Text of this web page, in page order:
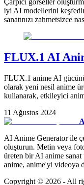
iyi AI modellerini
sanatınızı zahmetsizce
FLUX.1 AI
FLUX.1 anime AI
olarak yeni nesil anime
kullanarak, etkileyici
11 Ağustos 2024
AI Anime Generator ile
oluşturun. Metin veya
üreten bir AI anime
anime, anime'yi videoya
Copyright © 2026 - All